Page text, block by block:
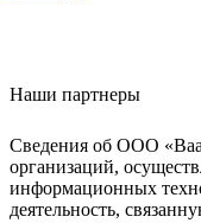
Наши партнеры
Сведения об ООО
организаций,
информационных
деятельность,